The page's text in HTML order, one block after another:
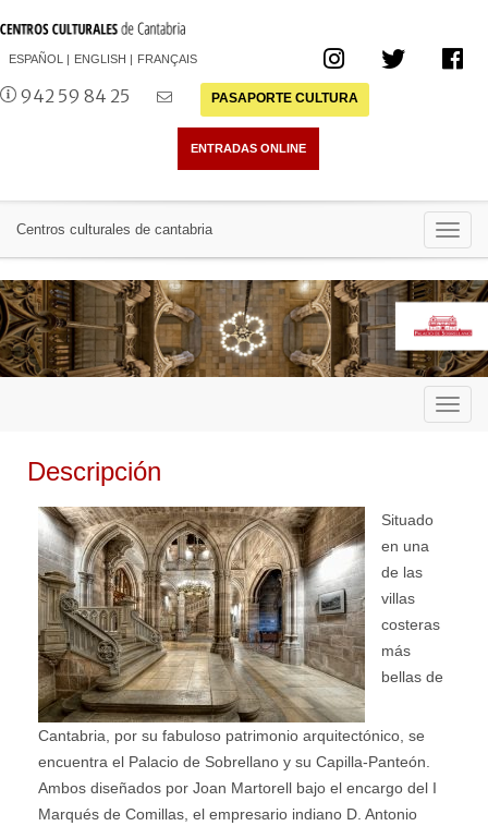
ESPAÑOL ENGLISH FRANÇAIS
942 59 84 25 PASAPORTE CULTURA
Centros culturales de cantabria
Descripción
Situado
en una
de las
villas
costeras
más
bellas de
Cantabria, por su fabuloso patrimonio arquitectónico, se
encuentra el Palacio de Sobrellano y su Capilla-Panteón.
Ambos diseñados por Joan Martorell bajo el encargo del I
Marqués de Comillas, el empresario indiano D. Antonio